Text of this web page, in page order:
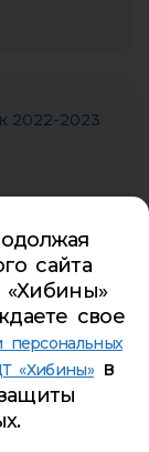
2022-2023
2022-2023
сайта
«Хибины»
свое
персональных
«Хибины»в